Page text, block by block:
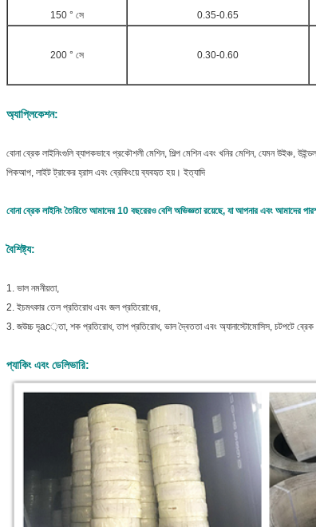
150 ° সে 0.35-0.65
200 ° সে 0.30-0.60
অ্যাপ্লিকেশন:
বোনা ব্রেক লাইনিংগুলি ব্যাপকভাবে প্রকৌশলী মেশিন, শিল্প মেশিন এবং খনির মেশিন, যেমন উইঞ্চ,
পিকআপ, লাইট ট্রাকের হ্রাস এবং ব্রেকিংয়ে ব্যবহৃত হয়। ইত্যাদি
বোনা ব্রেক লাইনিং তৈরিতে আমাদের 10 বছরেরও বেশি অভিজ্ঞতা রয়েছে, যা আপনার এবং আমাদের
বৈশিষ্ট্য:
1. ভাল নমনীয়তা,
2. ইচমৎকার তেল প্রতিরোধ এবং জল প্রতিরোধের,
3. জউচ্চ দৃac়তা, শক প্রতিরোধ, তাপ প্রতিরোধ, ভাল দ্বৈততা এবং অ্যানাস্টোমোসিস, চটপটে
প্যাকিং এবং ডেলিভারি: